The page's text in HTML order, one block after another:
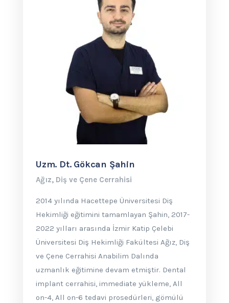
Uzm. Dt. Gökcan Şahin
Ağız, Diş ve Çene Cerrahisi
2014 yılında Hacettepe Üniversitesi Diş
Hekimliği eğitimini tamamlayan Şahin, 2017-
2022 yılları arasında İzmir Katip Çelebi
Üniversitesi Diş Hekimliği Fakültesi Ağız, Diş
ve Çene Cerrahisi Anabilim Dalında
uzmanlık eğitimine devam etmiştir. Dental
implant cerrahisi, immediate yükleme, All
on-4, All on-6 tedavi prosedürleri, gömülü